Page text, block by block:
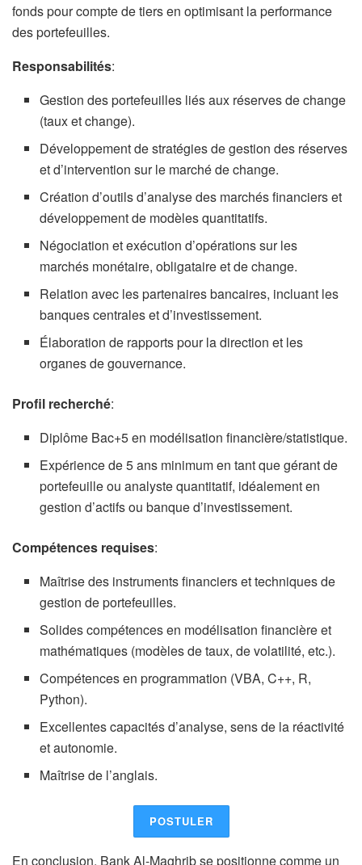
fonds pour compte de tiers en optimisant la performance
des portefeuilles.
Responsabilités:
Gestion des portefeuilles liés aux réserves de change
(taux et change).
Développement de stratégies de gestion des réserves
et d’intervention sur le marché de change.
Création d’outils d’analyse des marchés financiers et
développement de modèles quantitatifs.
Négociation et exécution d’opérations sur les
marchés monétaire, obligataire et de change.
Relation avec les partenaires bancaires, incluant les
banques centrales et d’investissement.
Élaboration de rapports pour la direction et les
organes de gouvernance.
Profil recherché:
Diplôme Bac+5 en modélisation financière/statistique.
Expérience de 5 ans minimum en tant que gérant de
portefeuille ou analyste quantitatif, idéalement en
gestion d’actifs ou banque d’investissement.
Compétences requises:
Maîtrise des instruments financiers et techniques de
gestion de portefeuilles.
Solides compétences en modélisation financière et
mathématiques (modèles de taux, de volatilité, etc.).
Compétences en programmation (VBA, C++, R,
Python).
Excellentes capacités d’analyse, sens de la réactivité
et autonomie.
Maîtrise de l’anglais.
POSTULER
En conclusion, Bank Al-Maghrib se positionne comme un